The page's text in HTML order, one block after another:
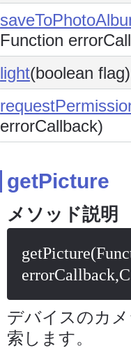
Function
light(boolean flag)
errorCallback)
getPicture
メソッド説明
デバイスのカ
索します。